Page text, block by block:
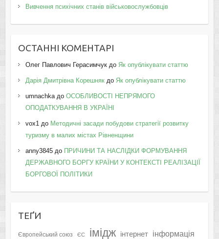
Вивчення психічних станів військовослужбовців
ОСТАННІ КОМЕНТАРІ
Олег Павлович Герасимчукдо Як опублікувати статтю
Дарія Дмитрівна Корешнякдо Як опублікувати статтю
umnachkaдо ОСОБЛИВОСТІ НЕПРЯМОГО
ОПОДАТКУВАННЯ В УКРАЇНІ
vox1 до Методичні засади побудови стратегії розвитку
туризму в малих містах Рівненщини
anny3845до ПРИЧИНИ ТА НАСЛІДКИ ФОРМУВАННЯ
ДЕРЖАВНОГО БОРГУ КРАЇНИ У КОНТЕКСТІ РЕАЛІЗАЦІЇ
БОРГОВОЇ ПОЛІТИКИ
ТЕҐИ
Європейський союз ЄС імідж інтернет інформація